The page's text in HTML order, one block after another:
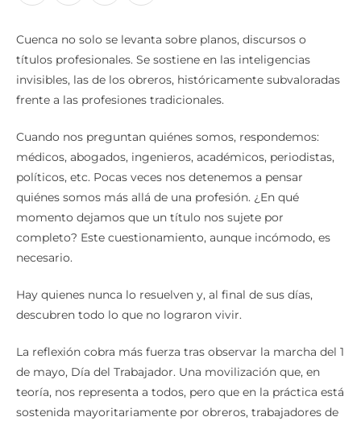
Cuenca no solo se levanta sobre planos, discursos o
títulos profesionales. Se sostiene en las inteligencias
invisibles, las de los obreros, históricamente subvaloradas
frente a las profesiones tradicionales.
Cuando nos preguntan quiénes somos, respondemos:
médicos, abogados, ingenieros, académicos, periodistas,
políticos, etc. Pocas veces nos detenemos a pensar
quiénes somos más allá de una profesión. ¿En qué
momento dejamos que un título nos sujete por
completo? Este cuestionamiento, aunque incómodo, es
necesario.
Hay quienes nunca lo resuelven y, al final de sus días,
descubren todo lo que no lograron vivir.
La reflexión cobra más fuerza tras observar la marcha del 1
de mayo, Día del Trabajador. Una movilización que, en
teoría, nos representa a todos, pero que en la práctica está
sostenida mayoritariamente por obreros, trabajadores de